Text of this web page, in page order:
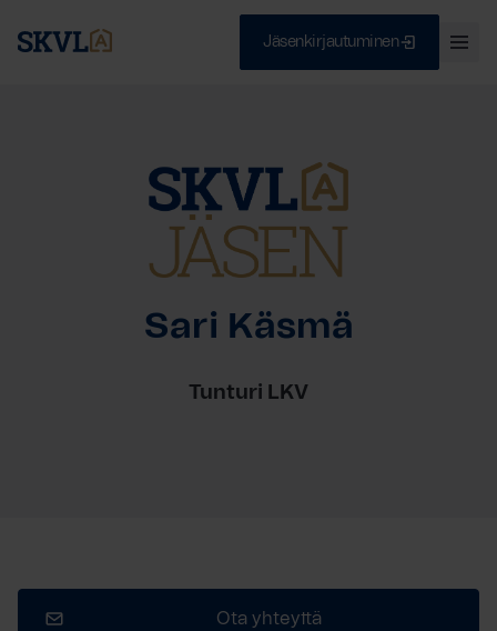
Jäsenkirjautuminen
Sari Käsmä
Tunturi LKV
Ota yhteyttä